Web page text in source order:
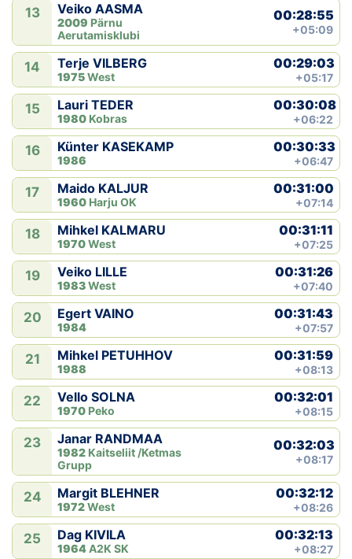
13 Veiko AASMA
2009 Pärnu
Aerutamisklubi
00:28:55
+05:09
14 Terje VILBERG
1975West
00:29:03
+05:17
15 Lauri TEDER
1980 Kobras
00:30:08
+06:22
16 Künter KASEKAMP
1986
00:30:33
+06:47
17 Maido KALJUR
1960 Harju OK
00:31:00
+07:14
18 Mihkel KALMARU
1970West
00:31:11
+07:25
19 Veiko LILLE
1983West
00:31:26
+07:40
20 Egert VAINO
1984
00:31:43
+07:57
21 Mihkel PETUHHOV
1988
00:31:59
+08:13
22 Vello SOLNA
1970 Peko
00:32:01
+08:15
23 Janar RANDMAA
1982 Kaitseliit /Ketmas
Grupp
00:32:03
+08:17
24 Margit BLEHNER
1972West
00:32:12
+08:26
25 Dag KIVILA
1964A2K SK
00:32:13
+08:27